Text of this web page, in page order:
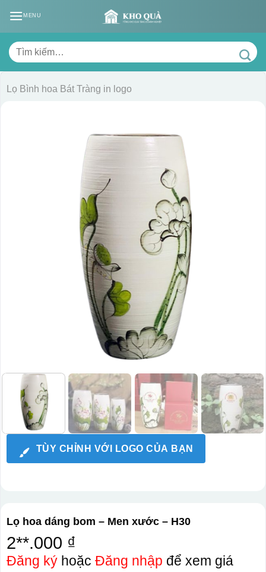
MENU
Tìm
kiếm:
Lọ Bình hoa Bát Tràng in logo
TÙY CHỈNH VỚI LOGO CỦA BẠN
Lọ hoa dáng bom – Men xước – H30
2**.000 ₫
Đăng kýhoặc Đăng nhập để xem giá